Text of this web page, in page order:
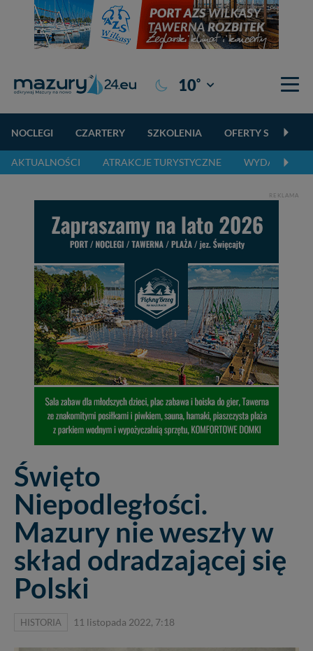
10° Giżycko
NOCLEGI CZARTERY SZKOLENIA OFERTY
AKTUALNOŚCI ATRAKCJE TURYSTYCZNE WYDARZENIA
REKLAMA
Święto
Niepodległości.
Mazury nie weszły w
skład odradzającej się
Polski
HISTORIA 11 listopada 2022, 7:18